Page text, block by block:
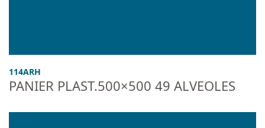
114ARH
PANIER PLAST.500×500 49 ALVEOLES